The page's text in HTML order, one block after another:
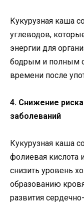
Кукурузная каша
углеводов,
энергии для
бодрым и полным
времени после
4. Снижение
заболеваний
Кукурузная каша
фолиевая кислота
снизить уровень
образованию
развития